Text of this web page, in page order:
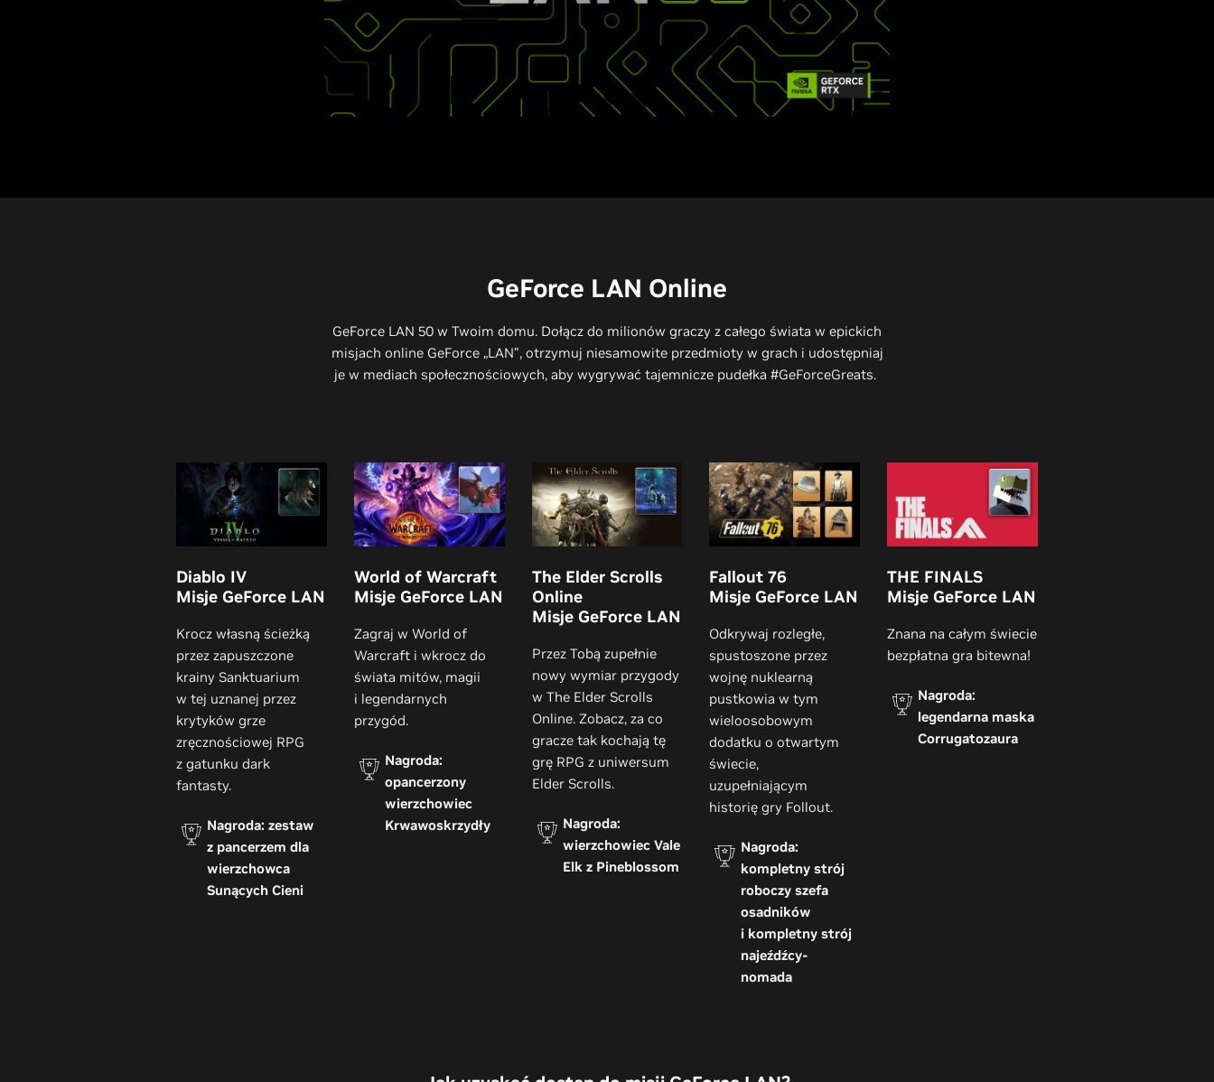
GeForce LAN Online
GeForce LAN 50 w Twoim domu. Dołącz do milionów graczy z całego świata w epickich
misjach online GeForce „LAN”, otrzymuj niesamowite przedmioty w grach i udostępniaj
je w mediach społecznościowych, aby wygrywać tajemnicze pudełka #GeForceGreats. ​
Diablo IV
Misje GeForce LAN
Krocz własną ścieżką
przez zapuszczone
krainy Sanktuarium
w tej uznanej przez
krytyków grze
zręcznościowej RPG
z gatunku dark
fantasty.
Nagroda: zestaw
z pancerzem dla
wierzchowca
Sunących Cieni
World of Warcraft
Misje GeForce LAN
Zagraj w World of
Warcraft i wkrocz do
świata mitów, magii
i legendarnych
przygód.
Nagroda:
opancerzony
wierzchowiec
Krwawoskrzydły
The Elder Scrolls
Online
Misje GeForce LAN
Przez Tobą zupełnie
nowy wymiar przygody
w The Elder Scrolls
Online. Zobacz, za co
gracze tak kochają tę
grę RPG z uniwersum
Elder Scrolls.
Nagroda:
wierzchowiec Vale
Elk z Pineblossom
Fallout 76
Misje GeForce LAN
Odkrywaj rozległe,
spustoszone przez
wojnę nuklearną
pustkowia w tym
wieloosobowym
dodatku o otwartym
świecie,
uzupełniającym
historię gry Follout.
Nagroda:
kompletny strój
roboczy szefa
osadników
i kompletny strój
najeźdźcy-
nomada
THE FINALS
Misje GeForce LAN
Znana na całym świecie
bezpłatna gra bitewna!
Nagroda:
legendarna maska
Corrugatozaura